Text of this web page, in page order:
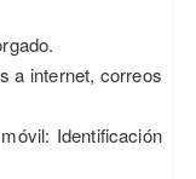
a internet, correos
Identificación